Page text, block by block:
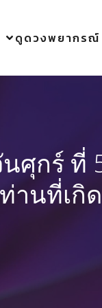
ดูดวงพยากรณ์
ศุกร์ ที่
านที่เกิ